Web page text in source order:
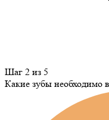
Шаг 2 из 5
Какие зубы необходимо